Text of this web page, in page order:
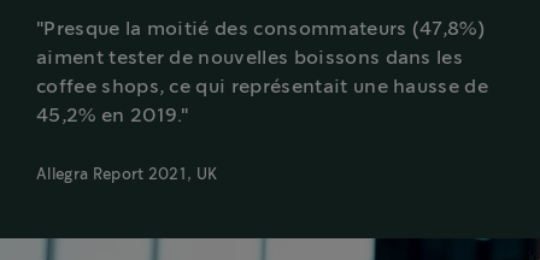
"Presque la moitié des consommateurs (47,8%)
aiment tester de nouvelles boissons dans les
coffee shops, ce qui représentait une hausse de
45,2% en 2019."
Allegra Report 2021, UK